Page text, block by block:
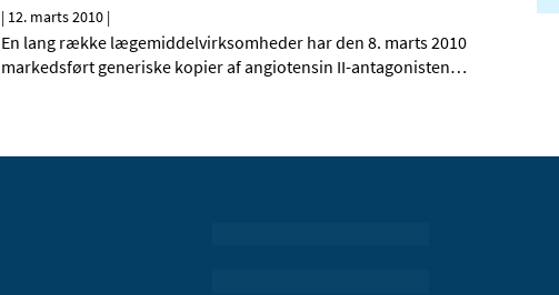
| 12. marts 2010 |
En lang række lægemiddelvirksomheder har den 8. marts 2010
markedsført generiske kopier af angiotensin II-antagonisten…